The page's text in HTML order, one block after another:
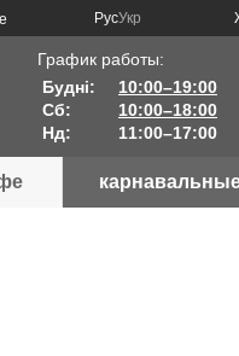
РусУкр
График работы:
Будні:
10:00–19:00
Сб:
10:00–18:00
Нд:
11:00–17:00